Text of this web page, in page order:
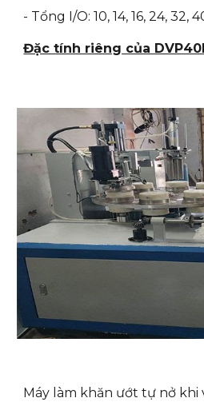
- Tổng I/O: 10, 14, 16, 24, 32,
Đặc tính riêng của
Máy làm khăn ướt tự nở khi